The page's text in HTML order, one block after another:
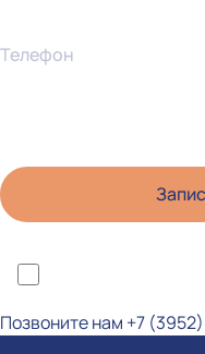
Телефон
Позвоните нам +7